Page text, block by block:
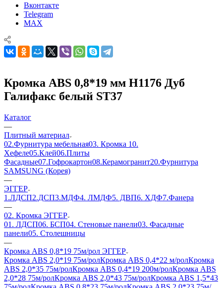
Вконтакте
Telegram
MAX
Кромка ABS 0,8*19 мм H1176 Дуб
Галифакс белый ST37
Каталог
—
Плитный материал
02.Фурнитура мебельная03. Кромка 10.
Хефеле05.Клей06.Плиты
Фасадные07.Гофрокартон08.Керамогранит20.Фурнитура
SAMSUNG (Корея)
—
ЭГГЕР
1.ЛДСП2.ДСП3.МДФ4. ЛМДФ5. ДВП6. ХДФ7.Фанера
—
02. Кромка ЭГГЕР
01. ЛДСП06. БСП04. Стеновые панели03. Фасадные
панели05. Столешницы
—
Кромка ABS 0,8*19 75м/рол ЭГГЕР
Кромка ABS 2,0*19 75м/ролКромка ABS 0,4*22 м/ролКромка
ABS 2,0*35 75м/ролКромка ABS 0,4*19 200м/ролКромка ABS
2,0*28 75м/ролКромка ABS 2,0*43 75м/ролКромка ABS 1,5*43